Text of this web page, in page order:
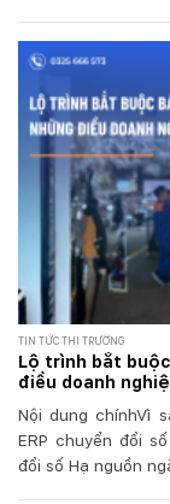
TIN TỨC THỊ TRƯỜNG
Lộ trình bắt
điều doanh
Nội dung chínhVì
ERP chuyển đổi
đổi số Hạ nguồn